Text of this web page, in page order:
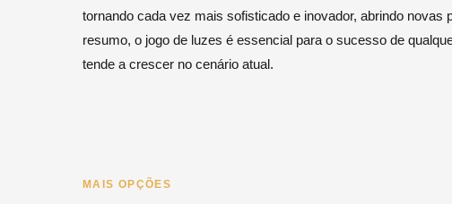
tornando cada vez mais sofisticado e inovador, abrindo novas
resumo, o jogo de luzes é essencial para o sucesso de
tende a crescer no cenário atual.
MAIS OPÇÕES